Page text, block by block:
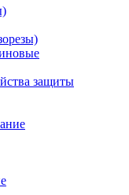
защиты